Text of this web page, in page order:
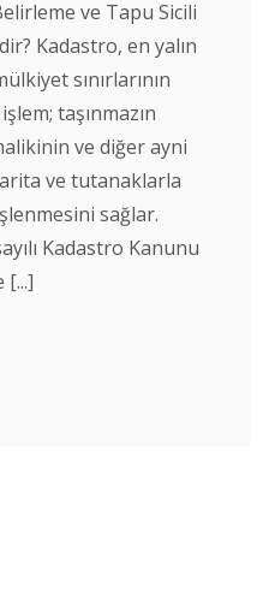
ve Tapu Sicili
Kadastro, en yalın
sınırlarının
taşınmazın
ve diğer ayni
ve tutanaklarla
sağlar.
Kadastro Kanunu
[...]